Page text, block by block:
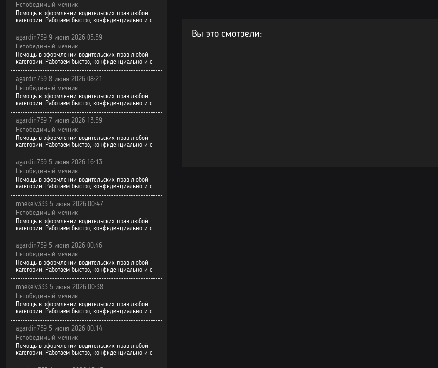
Вы это смотрели:
Непобедимый мечник
Помощь в оформлении водительских прав любой
категории. Работаем быстро, конфиденциально и с
agardin759 9 июня 2026 05:59
Непобедимый мечник
Помощь в оформлении водительских прав любой
категории. Работаем быстро, конфиденциально и с
agardin759 8 июня 2026 08:21
Непобедимый мечник
Помощь в оформлении водительских прав любой
категории. Работаем быстро, конфиденциально и с
agardin759 7 июня 2026 13:59
Непобедимый мечник
Помощь в оформлении водительских прав любой
категории. Работаем быстро, конфиденциально и с
agardin759 5 июня 2026 16:13
Непобедимый мечник
Помощь в оформлении водительских прав любой
категории. Работаем быстро, конфиденциально и с
mnekelv333 5 июня 2026 00:47
Непобедимый мечник
Помощь в оформлении водительских прав любой
категории. Работаем быстро, конфиденциально и с
agardin759 5 июня 2026 00:46
Непобедимый мечник
Помощь в оформлении водительских прав любой
категории. Работаем быстро, конфиденциально и с
mnekelv333 5 июня 2026 00:38
Непобедимый мечник
Помощь в оформлении водительских прав любой
категории. Работаем быстро, конфиденциально и с
agardin759 5 июня 2026 00:14
Непобедимый мечник
Помощь в оформлении водительских прав любой
категории. Работаем быстро, конфиденциально и с